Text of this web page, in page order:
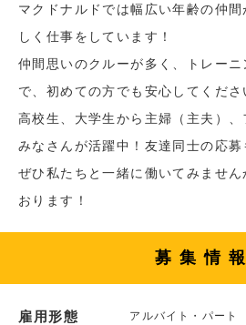
マクドナルドでは幅広い年齢の仲
しく仕事をしています！
仲間思いのクルーが多く、トレー
で、初めての方でも安心してくださ
高校生、大学生から主婦（主夫）
みなさんが活躍中！友達同士の応募
ぜひ私たちと一緒に働いてみませ
おります！
募集情報
雇用形態 アルバイト・パート